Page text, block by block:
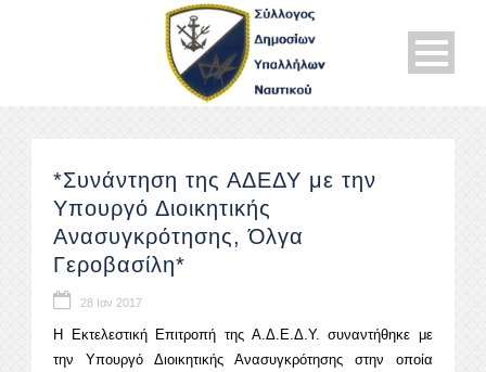
*Συνάντηση της ΑΔΕΔΥ με την
Υπουργό Διοικητικής
Ανασυγκρότησης, Όλγα
Γεροβασίλη*
28 Ιαν 2017
Η Εκτελεστική Επιτροπή της Α.Δ.Ε.Δ.Υ. συναντήθηκε με
την Υπουργό Διοικητικής Ανασυγκρότησης στην οποία